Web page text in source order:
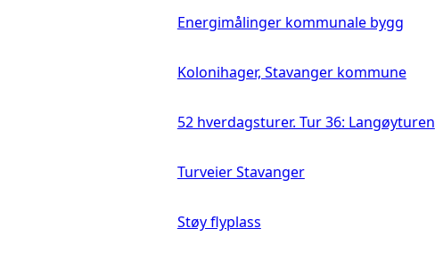
Energimålinger kommunale bygg
Kolonihager, Stavanger kommune
52 hverdagsturer. Tur 36: Langøyturen
Turveier Stavanger
Støy flyplass